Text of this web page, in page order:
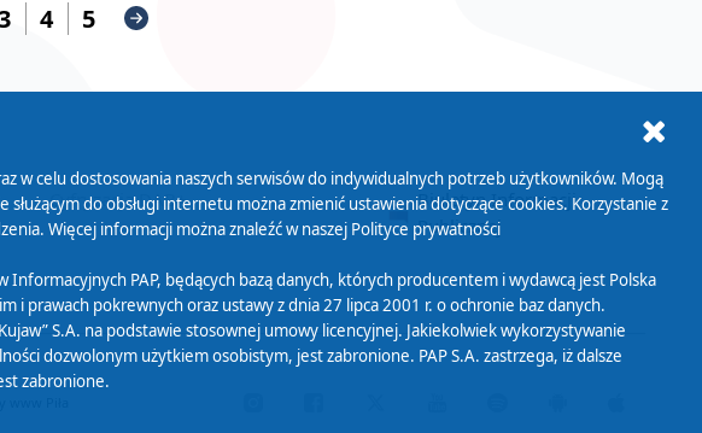
4 5
Cyfryzacja DAB+
Biuletyn Informacji
Publicznej
w celu dostosowania naszych serwisów do indywidualnych potrzeb użytkowników. Mogą
do obsługi internetu można zmienić ustawienia dotyczące cookies. Korzystanie z
Więcej informacji można znaleźć w naszej Polityce prywatności
PAP, będących bazą danych, których producentem i wydawcą jest Polska
i prawach pokrewnych oraz ustawy z dnia 27 lipca 2001 r. o ochronie baz danych.
S.A. na podstawie stosownej umowy licencyjnej. Jakiekolwiek wykorzystywanie
dozwolonym użytkiem osobistym, jest zabronione. PAP S.A. zastrzega, iż dalsze
zabronione.